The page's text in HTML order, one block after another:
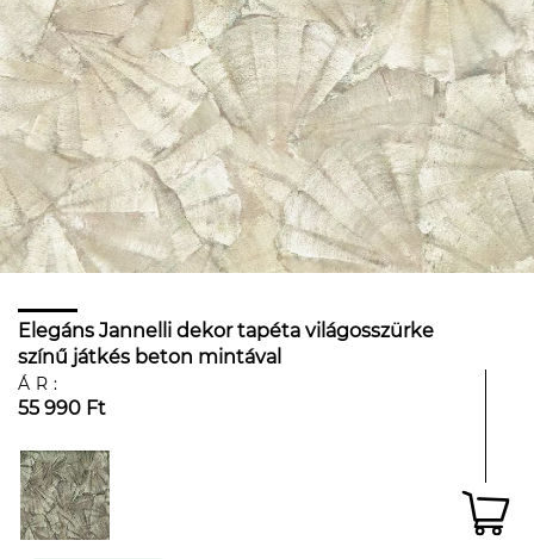
Elegáns Jannelli dekor tapéta világosszürke
színű játkés beton mintával
ÁR:
55 990 Ft